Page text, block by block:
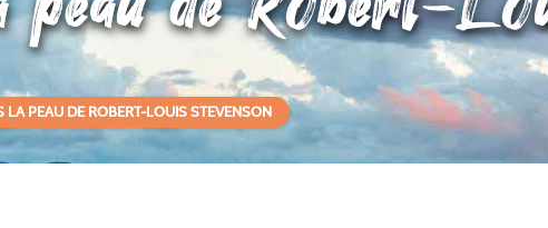
LA PEAU DE ROBERT-LOUIS STEVENSON